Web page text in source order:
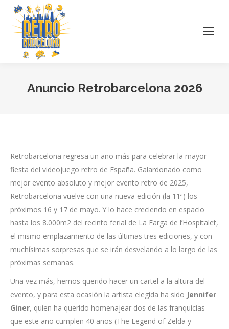
Anuncio Retrobarcelona 2026
Retrobarcelona regresa un año más para celebrar la mayor
fiesta del videojuego retro de España. Galardonado como
mejor evento absoluto y mejor evento retro de 2025,
Retrobarcelona vuelve con una nueva edición (la 11ª) los
próximos 16 y 17 de mayo. Y lo hace creciendo en espacio
hasta los 8.000m2 del recinto ferial de La Farga de l’Hospitalet,
el mismo emplazamiento de las últimas tres ediciones, y con
muchísimas sorpresas que se irán desvelando a lo largo de las
próximas semanas.
Una vez más, hemos querido hacer un cartel a la altura del
evento, y para esta ocasión la artista elegida ha sido Jennifer
Giner, quien ha querido homenajear dos de las franquicias
que este año cumplen 40 años (The Legend of Zelda y